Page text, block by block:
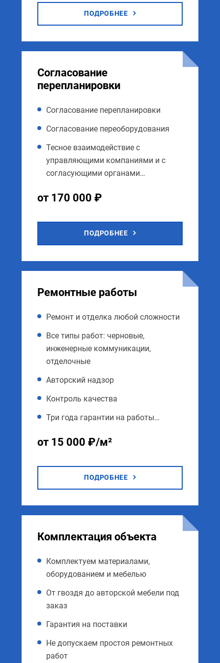
ПОДРОБНЕЕ
Согласование
перепланировки
Согласование перепланировки
Согласование переоборудования
Тесное взаимодействие с
управляющими компаниями и с
согласующими органами…
от 170 000 ₽
ПОДРОБНЕЕ
Ремонтные работы
Ремонт и отделка любой сложности
Все типы работ: черновые,
инженерные коммуникации,
отделочные
Авторский надзор
Контроль качества
Три года гарантии на работы…
от 15 000 ₽/м²
ПОДРОБНЕЕ
Комплектация объекта
Комплектуем материалами,
оборудованием и мебелью
От гвоздя до авторской мебели под
заказ
Гарантия на поставки
Не допускаем простоя ремонтных
работ